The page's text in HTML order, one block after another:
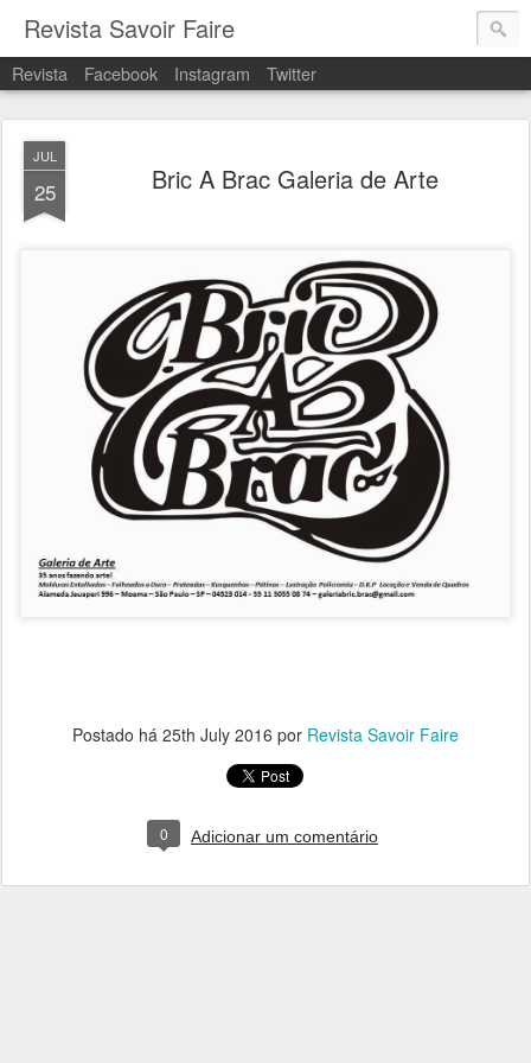
Revista Savoir Faire
Revista Facebook Instagram Twitter
JUL
25 Bric A Brac Galeria de Arte
Postado há 25th July 2016 por Revista Savoir Faire
0 Adicionar um comentário